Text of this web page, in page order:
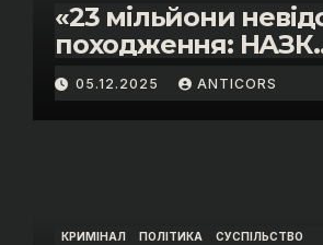
«23 мільйони
походження: НАЗК
викрило розкішне
інспектора
Василя Пупени»
05.12.2025 ANTICORS
КРИМІНАЛ ПОЛІТИКА СУСПІЛЬСТВО